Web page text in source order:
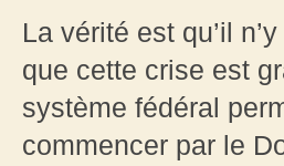
La vérité est qu’il
que cette crise est
système fédéral
commencer par le